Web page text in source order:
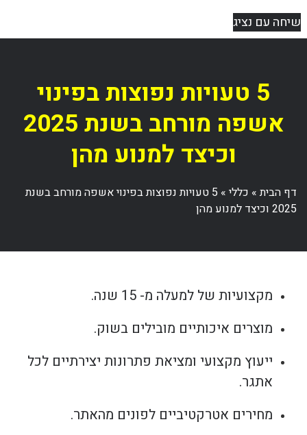
שיחה עם נציג
5 טעויות נפוצות בפינוי
אשפה מורחב בשנת 2025
וכיצד למנוע מהן
דף הבית» כללי» 5 טעויות נפוצות בפינוי אשפה מורחב בשנת
2025 וכיצד למנוע מהן
מקצועיות של למעלה מ- 15 שנה.
מוצרים איכותיים מובילים בשוק.
ייעוץ מקצועי ומציאת פתרונות יצירתיים לכל
אתגר.
מחירים אטרקטיביים לפונים מהאתר.